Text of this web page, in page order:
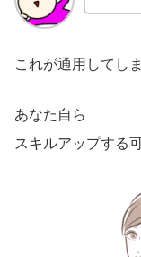
これが通用してし
あなた自ら
スキルアップする